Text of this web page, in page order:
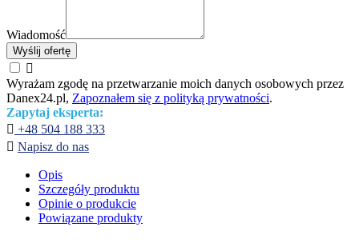
Wiadomość
Wyślij ofertę

Wyrażam zgodę na przetwarzanie moich danych osobowych przez
Danex24.pl, Zapoznałem się z polityką prywatności.
Zapytaj eksperta:
 +48 504 188 333
 Napisz do nas
Opis
Szczegóły produktu
Opinie o produkcie
Powiązane produkty